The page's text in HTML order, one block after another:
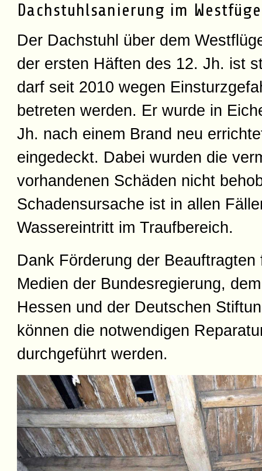
Dachstuhlsanierung im
Der Dachstuhl über dem
der ersten Häften des 12. Jh. ist
darf seit 2010 wegen
betreten werden. Er wurde in
Jh. nach einem Brand neu
eingedeckt. Dabei wurden die
vorhandenen Schäden nicht
Schadensursache ist in allen
Wassereintritt im Traufbereich.
Dank Förderung der Beauftragten
Medien der Bundesregierung,
Hessen und der Deutschen
können die notwendigen
durchgeführt werden.